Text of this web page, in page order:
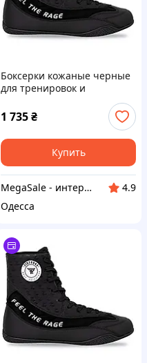
Боксерки кожаные черные
для тренировок и
соревнований Fistrage Fight
Gear 6448 размер 39 Black
1 735₴
Купить
MegaSale - интернет-супермаркет
4.9
Одесса